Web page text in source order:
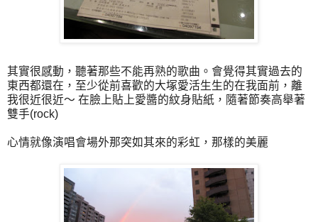
其實很感動，聽著那些不能再熟的歌曲。會覺得其實過去的
東西都還在，至少從前喜歡的大塚愛活生生的在我面前，離
我很近很近～ 在臉上貼上愛醬的紋身貼紙，隨著節奏高舉著
雙手(rock)
心情就像演唱會場外那突如其來的彩虹，那樣的美麗